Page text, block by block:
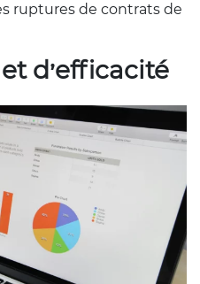
ruptures de contrats de
d’efficacité